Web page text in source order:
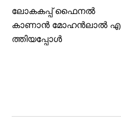
ലോകകപ്പ് ഫൈനൽ
കാണാൻ മോഹൻലാൽ എ
ത്തിയപ്പോൾ